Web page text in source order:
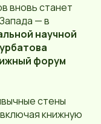
вновь станет
— в
научной
форум
стены
книжную